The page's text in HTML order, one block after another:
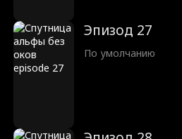
Эпизод 27
По умолчанию